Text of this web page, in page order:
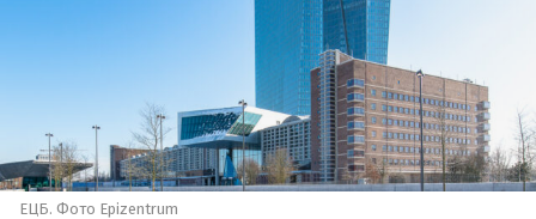
ЕЦБ. Фото Epizentrum